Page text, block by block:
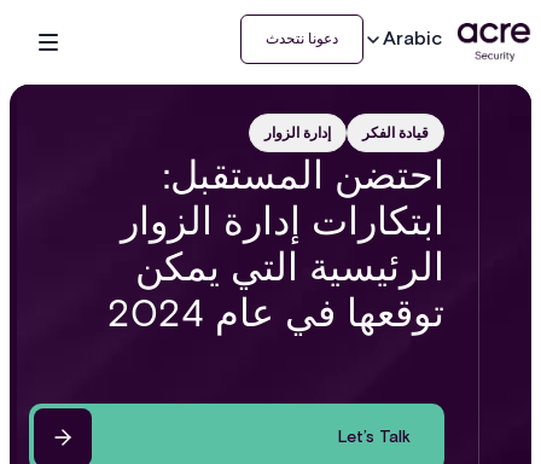
Arabic دعونا نتحدث
قيادة الفكر إدارة الزوار
احتضن المستقبل:
ابتكارات إدارة الزوار
الرئيسية التي يمكن
توقعها في عام 2024
Let’s Talk